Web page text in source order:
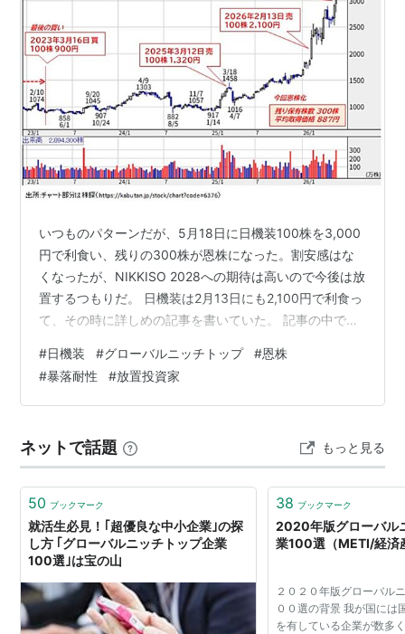
いつものパターンだが、5月18日に日機装100株を3,000
円で利食い、残りの300株が恩株になった。割安感はな
くなったが、NIKKISO 2028への期待は高いので今後は放
置するつもりだ。 日機装は2月13日にも2,100円で利食っ
て、その時に詳しめの記事を書いていた。 記事の中で
ば、残った300株が恩株になり、あとは安心して放置と
いういつものパターンにできる」と書いていたが、早く
も実現した。 日機装には業績の回復、株主還元の強化、
（NIKKISO 2028）の実現性が高そうなこともまとめ…
#日機装 #グローバルニッチトップ #恩株
#暴落耐性 #放置投資家
ネットで話題 もっと見る
50 ブックマーク
就活生必見！｢超優良な中小企業｣の探
し方 ｢グローバルニッチトップ企業
100選｣は宝の山
38 ブックマーク
2020年版グローバル
業100選（METI/経済
２０２０年版グローバル
００選の背景 我が国には
を有している企業が数多